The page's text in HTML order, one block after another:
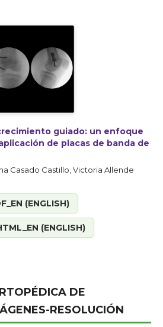
guiado: un enfoque
de placas de banda de
Casado Castillo, Victoria Allende
(ENGLISH)
(ENGLISH)
DE
RESOLUCIÓN